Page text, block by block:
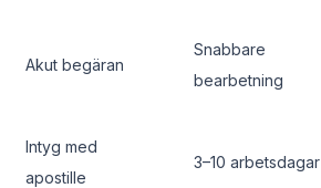
Akut begäran
Snabbare
bearbetning
Intyg med
apostille
3–10 arbetsdagar